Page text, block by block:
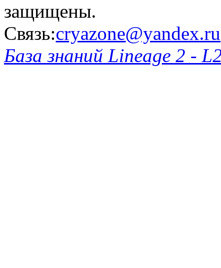
защищены.
Связь:cryazone@yandex.ru
База знаний Lineage 2 -